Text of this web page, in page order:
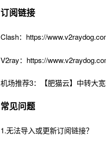
订阅链接
Clash：https://
V2ray：https://
机场推荐3：【肥猫云】中转大
常见问题
1.无法导入或更新订阅链接？